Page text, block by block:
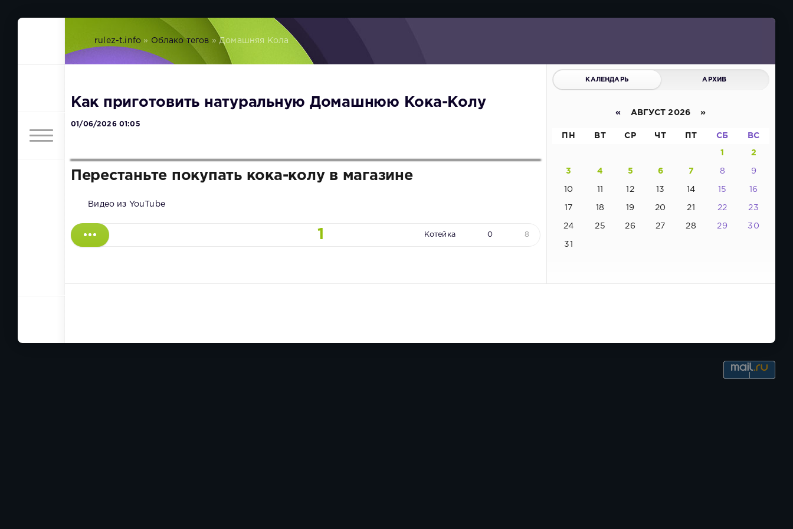
rulez-t.info » Облако тегов » Домашняя Кола
Как приготовить натуральную Домашнюю Кока-Колу
01/06/2026 01:05
Перестаньте покупать кока-колу в магазине
Видео из YouTube
1 Котейка 0 8
КАЛЕНДАРЬ АРХИВ
« АВГУСТ 2026 »
ПН ВТ СР ЧТ ПТ СБ ВС
1 2
3 4 5 6 7 8 9
10 11 12 13 14 15 16
17 18 19 20 21 22 23
24 25 26 27 28 29 30
31